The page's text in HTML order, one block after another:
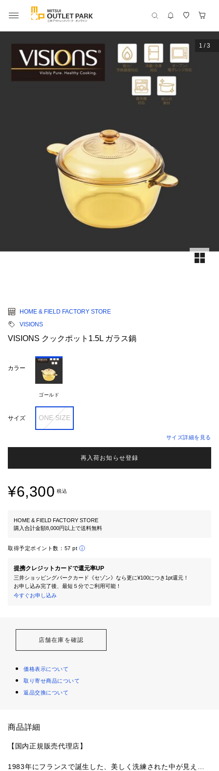
1 /3
HOME & FIELD FACTORY STORE
VISIONS
VISIONS クックポット1.5L ガラス鍋
カラー
ゴールド
サイズ ONE SIZE
サイズ詳細を見る
再入荷お知らせ登録
¥6,300 税込
HOME & FIELD FACTORY STORE
購入合計金額8,000円以上で送料無料
取得予定ポイント数： 57 pt
提携クレジットカードで還元率UP
三井ショッピングパークカード《セゾン》なら更に¥100につき1pt還元！
お申し込み完了後、最短５分でご利用可能！
今すぐお申し込み
店舗在庫を確認
価格表示について
取り寄せ商品について
返品交換について
商品詳細
【国内正規販売代理店】
1983年にフランスで誕生した、美しく洗練された中が見える